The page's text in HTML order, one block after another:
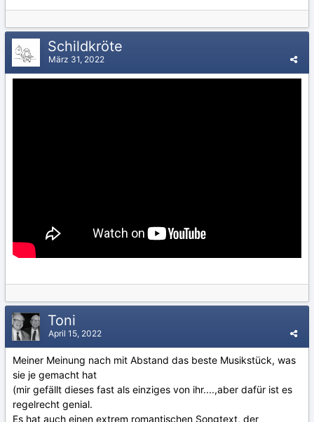
Schildkröte
März 31, 2022
Toni
April 15, 2022
Meiner Meinung nach mit Abstand das beste Musikstück, was
sie je gemacht hat
(mir gefällt dieses fast als einziges von ihr....,aber dafür ist es
regelrecht genial.
Es hat auch einen extrem romantischen Songtext, der